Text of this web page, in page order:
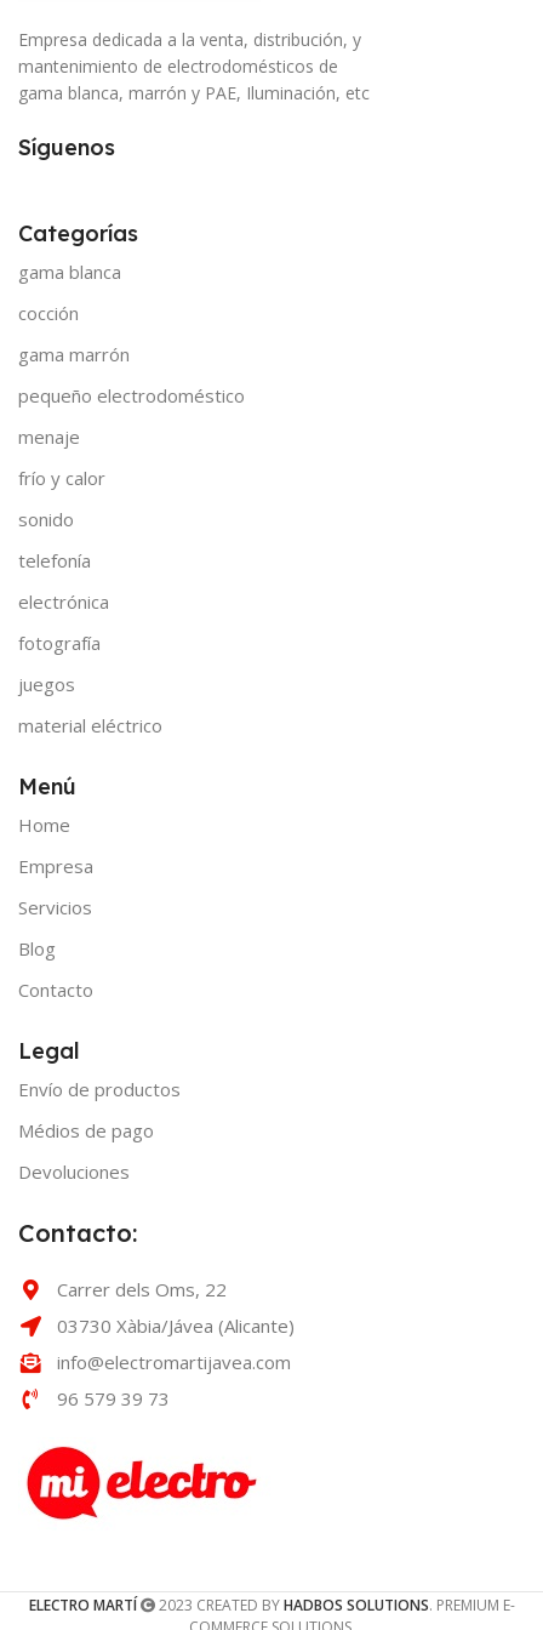
Empresa dedicada a la venta, distribución, y
mantenimiento de electrodomésticos de
gama blanca, marrón y PAE, Iluminación, etc
Síguenos
Categorías
gama blanca
cocción
gama marrón
pequeño electrodoméstico
menaje
frío y calor
sonido
telefonía
electrónica
fotografía
juegos
material eléctrico
Menú
Home
Empresa
Servicios
Blog
Contacto
Legal
Envío de productos
Médios de pago
Devoluciones
Contacto:
Carrer dels Oms, 22
03730 Xàbia/Jávea (Alicante)
info@electromartijavea.com
96 579 39 73
ELECTRO MARTÍ 2023 CREATED BYHADBOS SOLUTIONS. PREMIUM E-